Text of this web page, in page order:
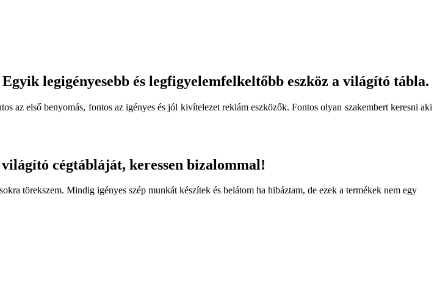
legigényesebb és legfigyelemfelkeltőbb eszköz a világító tábla.
az első benyomás, fontos az igényes és jól kivítelezet reklám eszközők. Fontos olyan szakembert keresni aki
cégtábláját, keressen bizalommal!
törekszem. Mindig igényes szép munkát készítek és belátom ha hibáztam, de ezek a termékek nem egy